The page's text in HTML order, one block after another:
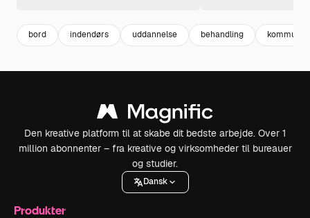
bord indendørs uddannelse behandling
Den kreative platform til at skabe dit bedste arbejde. Over 1
million abonnenter – fra kreative og virksomheder til bureauer
og studier.
Dansk
Produkter